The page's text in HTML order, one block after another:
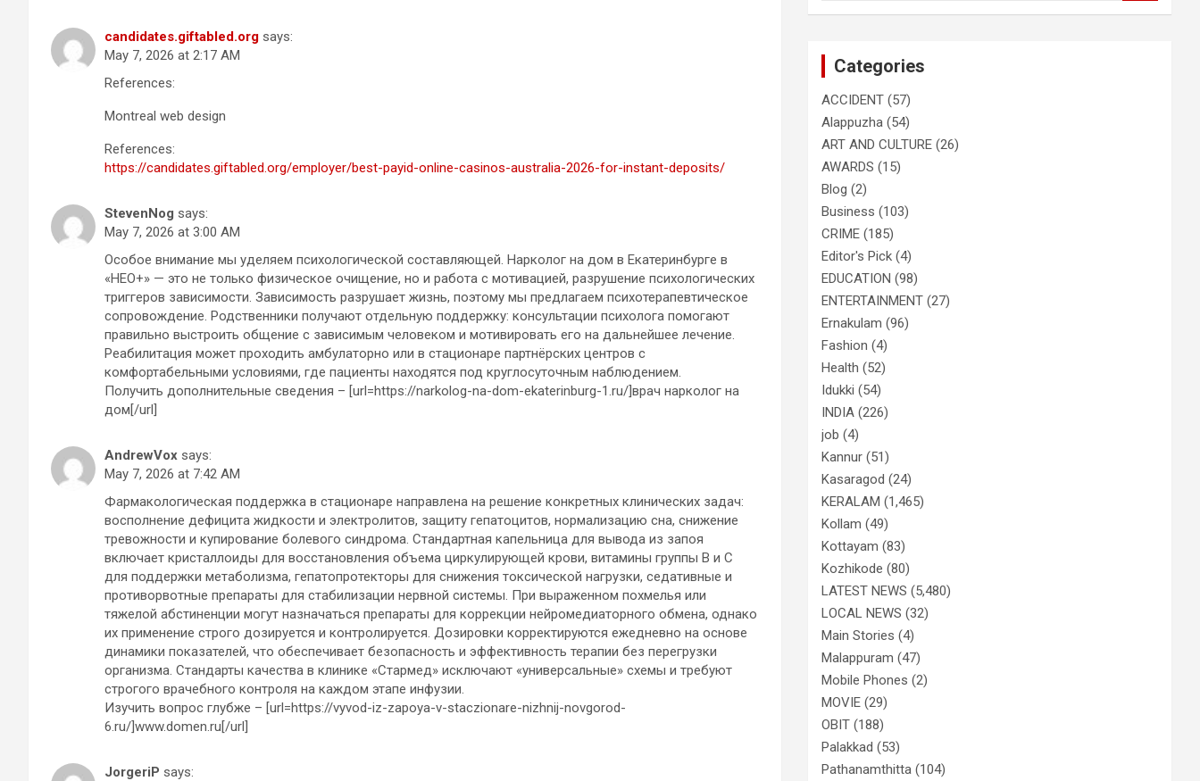
candidates.giftabled.org says:
May 7, 2026 at 2:17 AM
References:
Montreal web design
References:
https://candidates.giftabled.org/employer/best-payid-online-casinos-australia-2026-for-instant-deposits/
StevenNog says:
May 7, 2026 at 3:00 AM
Особое внимание мы уделяем психологической составляющей. Нарколог на дом в Екатеринбурге в
«НЕО+» — это не только физическое очищение, но и работа с мотивацией, разрушение психологических
триггеров зависимости. Зависимость разрушает жизнь, поэтому мы предлагаем психотерапевтическое
сопровождение. Родственники получают отдельную поддержку: консультации психолога помогают
правильно выстроить общение с зависимым человеком и мотивировать его на дальнейшее лечение.
Реабилитация может проходить амбулаторно или в стационаре партнёрских центров с
комфортабельными условиями, где пациенты находятся под круглосуточным наблюдением.
Получить дополнительные сведения – [url=https://narkolog-na-dom-ekaterinburg-1.ru/]врач нарколог на
дом[/url]
AndrewVox says:
May 7, 2026 at 7:42 AM
Фармакологическая поддержка в стационаре направлена на решение конкретных клинических задач:
восполнение дефицита жидкости и электролитов, защиту гепатоцитов, нормализацию сна, снижение
тревожности и купирование болевого синдрома. Стандартная капельница для вывода из запоя
включает кристаллоиды для восстановления объема циркулирующей крови, витамины группы B и C
для поддержки метаболизма, гепатопротекторы для снижения токсической нагрузки, седативные и
противорвотные препараты для стабилизации нервной системы. При выраженном похмелья или
тяжелой абстиненции могут назначаться препараты для коррекции нейромедиаторного обмена, однако
их применение строго дозируется и контролируется. Дозировки корректируются ежедневно на основе
динамики показателей, что обеспечивает безопасность и эффективность терапии без перегрузки
организма. Стандарты качества в клинике «Стармед» исключают «универсальные» схемы и требуют
строгого врачебного контроля на каждом этапе инфузии.
Изучить вопрос глубже – [url=https://vyvod-iz-zapoya-v-staczionare-nizhnij-novgorod-
6.ru/]www.domen.ru[/url]
JorgeriP says:
Categories
ACCIDENT (57)
Alappuzha (54)
ART AND CULTURE (26)
AWARDS (15)
Blog (2)
Business (103)
CRIME (185)
Editor's Pick (4)
EDUCATION (98)
ENTERTAINMENT (27)
Ernakulam (96)
Fashion (4)
Health (52)
Idukki (54)
INDIA (226)
job (4)
Kannur (51)
Kasaragod (24)
KERALAM (1,465)
Kollam (49)
Kottayam (83)
Kozhikode (80)
LATEST NEWS (5,480)
LOCAL NEWS (32)
Main Stories (4)
Malappuram (47)
Mobile Phones (2)
MOVIE (29)
OBIT (188)
Palakkad (53)
Pathanamthitta (104)